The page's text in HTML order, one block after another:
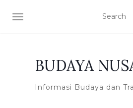
TOGGLE NAVIGATION
BUDAYA
Informasi Budaya dan